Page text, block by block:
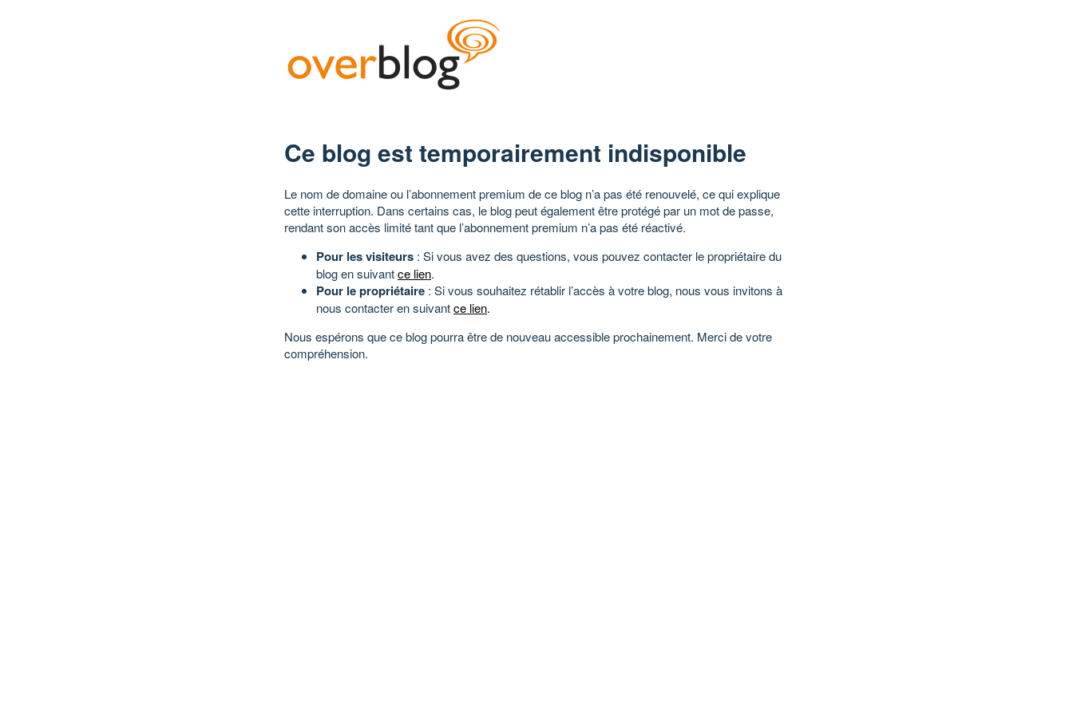
Ce blog est temporairement indisponible
Le nom de domaine ou l’abonnement premium de ce blog n’a pas été renouvelé, ce qui explique
cette interruption. Dans certains cas, le blog peut également être protégé par un mot de passe,
rendant son accès limité tant que l’abonnement premium n’a pas été réactivé.
Pour les visiteurs : Si vous avez des questions, vous pouvez contacter le propriétaire du
blog en suivantce lien.
Pour le propriétaire : Si vous souhaitez rétablir l’accès à votre blog, nous vous invitons à
nous contacter en suivantce lien.
Nous espérons que ce blog pourra être de nouveau accessible prochainement. Merci de votre
compréhension.